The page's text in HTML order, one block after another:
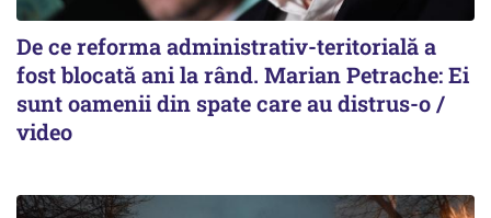
De ce reforma administrativ-teritorială a
fost blocată ani la rând. Marian Petrache: Ei
sunt oamenii din spate care au distrus-o /
video